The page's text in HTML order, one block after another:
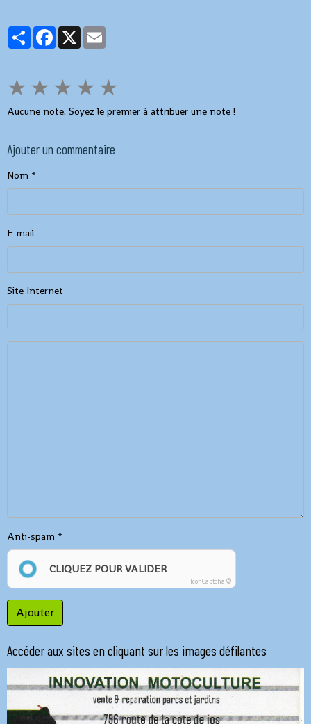
PartagerFacebook
★ ★ ★ ★ ★
Aucune note. Soyez le premier à attribuer une note !
Ajouter un commentaire
Nom
E-mail
Site Internet
Anti-spam
CLIQUEZ POUR VALIDER
IconCaptcha ©
Ajouter
Accéder aux sites en cliquant sur les images défilantes